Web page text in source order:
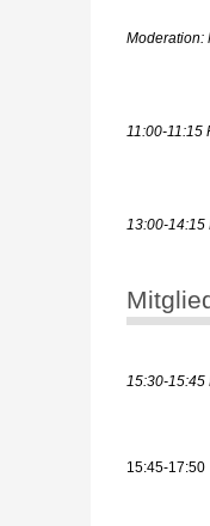
Moderation:
11:00-11:15
13:00-14:15
15:30-15:45
15:45-17:50